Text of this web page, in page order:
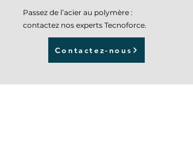
Passez de l’acier au polymère :
contactez nos experts Tecnoforce.
Contactez-nous